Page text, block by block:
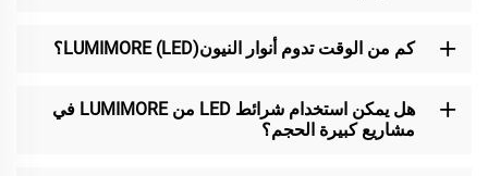
كم من الوقت تدوم أنوار النيون(LED) LUMIMORE؟
هل يمكن استخدام شرائط LED من LUMIMORE في
مشاريع كبيرة الحجم؟